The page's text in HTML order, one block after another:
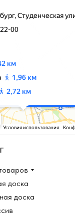
доска
доска